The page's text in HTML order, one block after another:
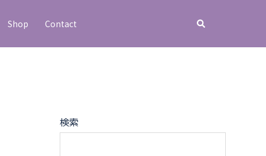
Shop Contact 検
索
検索